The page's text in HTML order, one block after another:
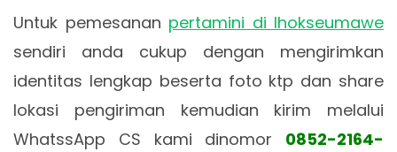
Untuk pemesanan pertamini di lhokseumawe
sendiri anda cukup dengan mengirimkan
identitas lengkap beserta foto ktp dan share
lokasi pengiriman kemudian kirim melalui
WhatssApp CS kami dinomor 0852-2164-